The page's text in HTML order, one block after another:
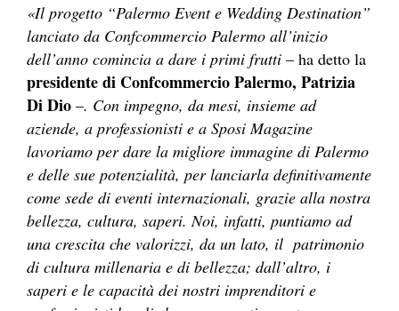
«Il progetto “Palermo Event e Wedding Destination”
lanciato da Confcommercio Palermo all’inizio
dell’anno comincia a dare i primi frutti – ha detto la
presidente di Confcommercio Palermo, Patrizia
Di Dio –. Con impegno, da mesi, insieme ad
aziende, a professionisti e a Sposi Magazine
lavoriamo per dare la migliore immagine di Palermo
e delle sue potenzialità, per lanciarla definitivamente
come sede di eventi internazionali, grazie alla nostra
bellezza, cultura, saperi. Noi, infatti, puntiamo ad
una crescita che valorizzi, da un lato, il patrimonio
di cultura millenaria e di bellezza; dall’altro, i
saperi e le capacità dei nostri imprenditori e